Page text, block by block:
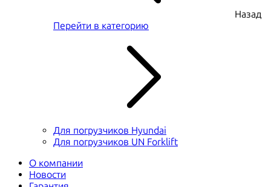
Назад
Перейти в категорию
Для погрузчиков Hyundai
Для погрузчиков UN Forklift
О компании
Новости